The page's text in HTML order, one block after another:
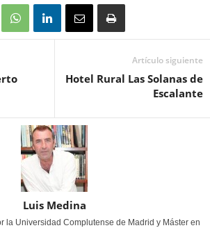
Artículo siguiente
Hotel Rural Las Solanas de
Escalante
Luis Medina
la Universidad Complutense de Madrid y Máster en